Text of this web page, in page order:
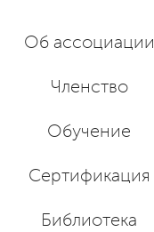
Об ассоциации
Членство
Обучение
Сертификация
Библиотека